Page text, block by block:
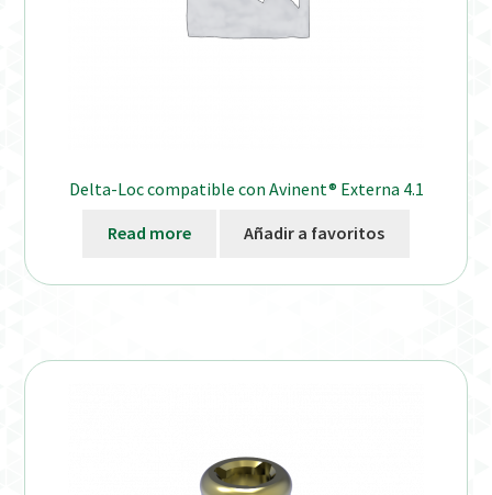
Delta-Loc compatible con Avinent® Externa 4.1
Read more Añadir a favoritos